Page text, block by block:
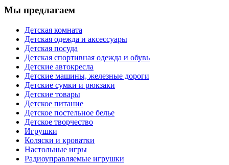
Мы предлагаем
Детская комната
Детская одежда и аксессуары
Детская посуда
Детская спортивная одежда и обувь
Детские автокресла
Детские машины, железные дороги
Детские сумки и рюкзаки
Детские товары
Детское питание
Детское постельное белье
Детское творчество
Игрушки
Коляски и кроватки
Настольные игры
Радиоуправляемые игрушки